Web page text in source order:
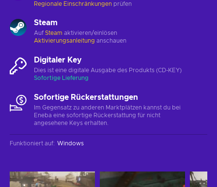
Regionale Einschränkungen prüfen
Steam
Auf Steam aktivieren/einlösen
Aktivierungsanleitung anschauen
Digitaler Key
Dies ist eine digitale Ausgabe des Produkts (CD-KEY)
Sofortige Lieferung
Sofortige Rückerstattungen
Im Gegensatz zu anderen Marktplätzen kannst du bei
Eneba eine sofortige Rückerstattung für nicht
angesehene Keys erhalten.
Funktioniert auf: Windows